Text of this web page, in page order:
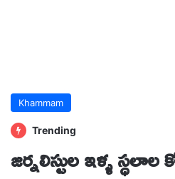
Khammam
Trending
జర్నలిస్టుల ఇళ్ళ